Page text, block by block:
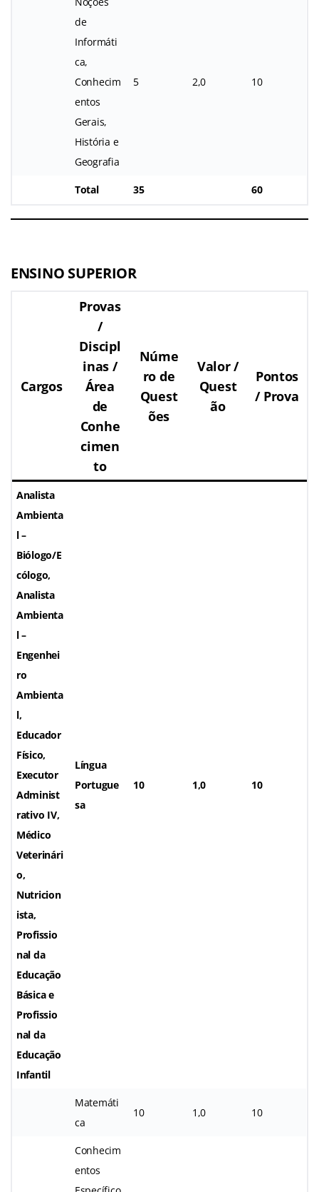
de
Informáti
ca,
Conhecim
entos
Gerais,
História e
Geografia
5 2,0 10
Total 35 60
ENSINO SUPERIOR
Cargos
Provas
/
Discipl
inas /
Área
de
Conhe
cimen
to
Núme
ro de
Quest
ões
Valor /
Quest
ão
Pontos
/ Prova
Analista
Ambienta
l –
Biólogo/E
cólogo,
Analista
Ambienta
l –
Engenhei
ro
Ambienta
l,
Educador
Físico,
Executor
Administ
rativo IV,
Médico
Veterinári
o,
Nutricion
ista,
Profissio
nal da
Educação
Básica e
Profissio
nal da
Educação
Infantil
Língua
Portugue
sa
10 1,0 10
Matemáti
ca
10 1,0 10
Conhecim
entos